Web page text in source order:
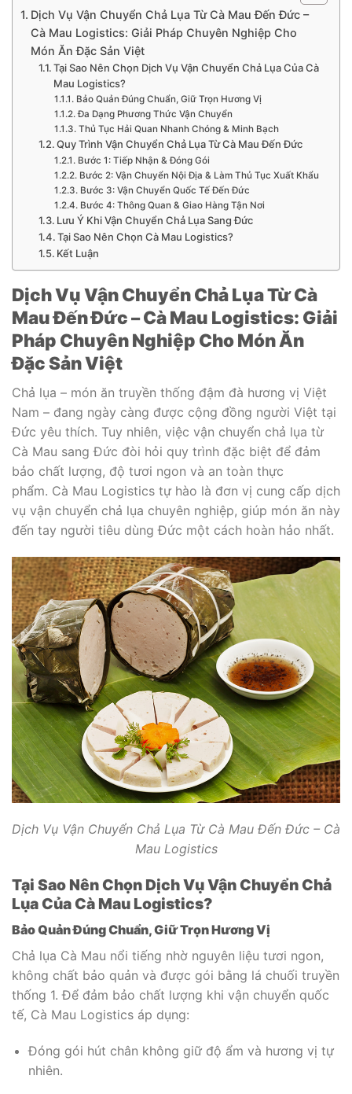
Dịch Vụ Vận Chuyển Chả Lụa Từ Cà Mau Đến Đức –
Cà Mau Logistics: Giải Pháp Chuyên Nghiệp Cho
Món Ăn Đặc Sản Việt
Tại Sao Nên Chọn Dịch Vụ Vận Chuyển Chả Lụa Của Cà
Mau Logistics?
Bảo Quản Đúng Chuẩn, Giữ Trọn Hương Vị
Đa Dạng Phương Thức Vận Chuyển
Thủ Tục Hải Quan Nhanh Chóng & Minh Bạch
Quy Trình Vận Chuyển Chả Lụa Từ Cà Mau Đến Đức
Bước 1: Tiếp Nhận & Đóng Gói
Bước 2: Vận Chuyển Nội Địa & Làm Thủ Tục Xuất Khẩu
Bước 3: Vận Chuyển Quốc Tế Đến Đức
Bước 4: Thông Quan & Giao Hàng Tận Nơi
Lưu Ý Khi Vận Chuyển Chả Lụa Sang Đức
Tại Sao Nên Chọn Cà Mau Logistics?
Kết Luận
Dịch Vụ Vận Chuyển Chả Lụa Từ Cà
Mau Đến Đức – Cà Mau Logistics: Giải
Pháp Chuyên Nghiệp Cho Món Ăn
Đặc Sản Việt
Chả lụa – món ăn truyền thống đậm đà hương vị Việt
Nam – đang ngày càng được cộng đồng người Việt tại
Đức yêu thích. Tuy nhiên, việc vận chuyển chả lụa từ
Cà Mau sang Đức đòi hỏi quy trình đặc biệt để đảm
bảo chất lượng, độ tươi ngon và an toàn thực
phẩm. Cà Mau Logistics tự hào là đơn vị cung cấp dịch
vụ vận chuyển chả lụa chuyên nghiệp, giúp món ăn này
đến tay người tiêu dùng Đức một cách hoàn hảo nhất.
Dịch Vụ Vận Chuyển Chả Lụa Từ Cà Mau Đến Đức – Cà
Mau Logistics
Tại Sao Nên Chọn Dịch Vụ Vận Chuyển Chả
Lụa Của Cà Mau Logistics?
Bảo Quản Đúng Chuẩn, Giữ Trọn Hương Vị
Chả lụa Cà Mau nổi tiếng nhờ nguyên liệu tươi ngon,
không chất bảo quản và được gói bằng lá chuối truyền
thống 1. Để đảm bảo chất lượng khi vận chuyển quốc
tế, Cà Mau Logistics áp dụng:
Đóng gói hút chân không giữ độ ẩm và hương vị tự
nhiên.